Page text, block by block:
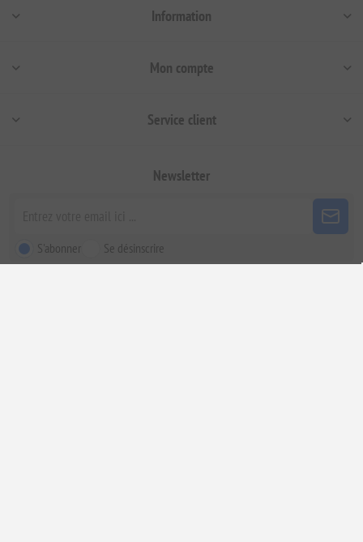
Information
Mon compte
Service client
Newsletter
S'abonner Se désinscrire